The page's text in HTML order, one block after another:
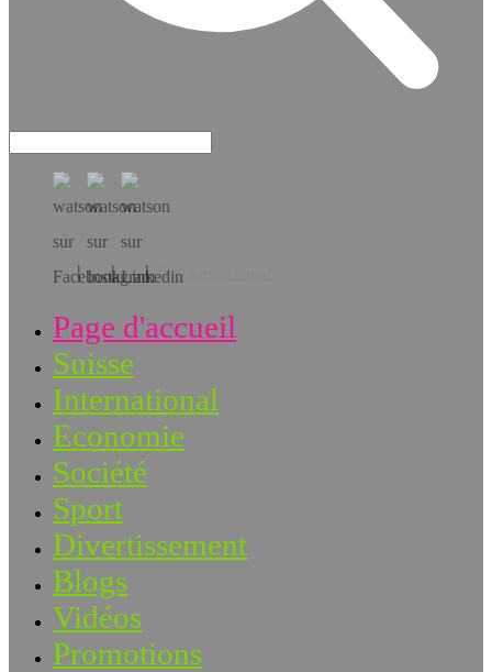
Téléchargez l’app!
Page d'accueil
Suisse
International
Economie
Société
Sport
Divertissement
Blogs
Vidéos
Promotions